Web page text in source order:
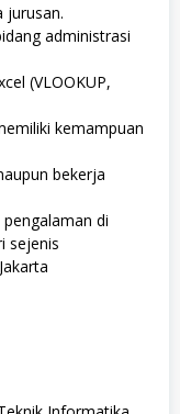
jurusan.
administrasi
(VLOOKUP,
kemampuan
bekerja
di
sejenis